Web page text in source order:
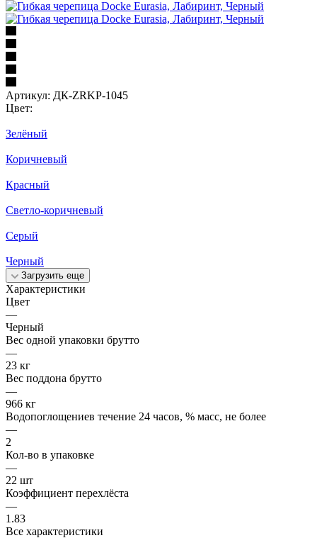
Артикул: ДК-ZRKP-1045
Цвет:
Зелёный
Коричневый
Красный
Светло-коричневый
Серый
Черный
Загрузить еще
Характеристики
Цвет
—
Черный
Вес одной упаковки брутто
—
23 кг
Вес поддона брутто
—
966 кг
Водопоглощениев течение 24 часов, % масс, не более
—
2
Кол-во в упаковке
—
22 шт
Коэффициент перехлёста
—
1.83
Все характеристики